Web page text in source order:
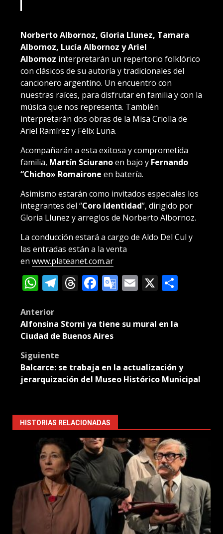
Norberto Albornoz, Gloria Llunez, Tamara
Albornoz, Lucía Albornoz y Ariel
Albornoz interpretarán un repertorio folklórico
con clásicos de su autoría y tradicionales del
cancionero argentino. Un encuentro con
nuestras raíces, para disfrutar en familia y con la
música que nos representa. También
interpretarán dos obras de la Misa Criolla de
Ariel Ramírez y Félix Luna.
Acompañarán a esta exitosa y comprometida
familia, Martín Sciuranoen bajo y Fernando
“Chicho» Romairone en batería.
Asimismo estarán como invitados especiales los
integrantes del “Coro Identidad”, dirigido por
Gloria Llunez y arreglos de Norberto Albornoz.
La conducción estará a cargo de Aldo Del Cul y
las entradas están a la venta
en www.plateanet.com.ar
WhatsApp
Telegram
Threads
Facebook
Google
Email
X
Post
navigation
Anterior
Alfonsina Storni ya tiene su mural en la
Ciudad de Buenos Aires
Siguiente
Balcarce: se trabaja en la actualización y
jerarquización del Museo Histórico Municipal
HISTORIAS RELACIONADAS